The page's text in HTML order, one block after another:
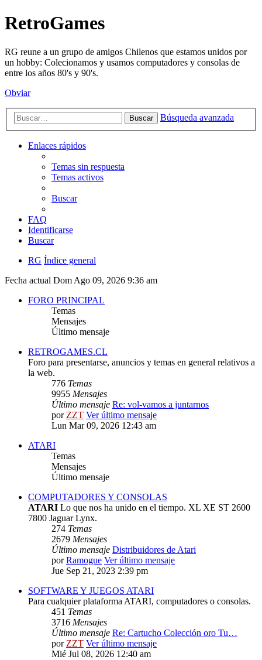
RetroGames
RG reune a un grupo de amigos Chilenos que estamos unidos por
un hobby: Colecionamos y usamos computadores y consolas de
entre los años 80's y 90's.
Obviar
Buscar Búsqueda avanzada
Enlaces rápidos
Temas sin respuesta
Temas activos
Buscar
FAQ
Identificarse
Buscar
RG Índice general
Fecha actual Dom Ago 09, 2026 9:36 am
FORO PRINCIPAL
Temas
Mensajes
Último mensaje
RETROGAMES.CL
Foro para presentarse, anuncios y temas en general relativos a
la web.
776 Temas
9955 Mensajes
Último mensaje Re: vol-vamos a juntarnos
porZZT Ver último mensaje
Lun Mar 09, 2026 12:43 am
ATARI
Temas
Mensajes
Último mensaje
COMPUTADORES Y CONSOLAS
ATARI Lo que nos ha unido en el tiempo. XL XE ST 2600
7800 Jaguar Lynx.
274 Temas
2679 Mensajes
Último mensaje Distribuidores de Atari
porRamogue Ver último mensaje
Jue Sep 21, 2023 2:39 pm
SOFTWARE Y JUEGOS ATARI
Para cualquier plataforma ATARI, computadores o consolas.
451 Temas
3716 Mensajes
Último mensaje Re: Cartucho Colección oro Tu…
porZZT Ver último mensaje
Mié Jul 08, 2026 12:40 am